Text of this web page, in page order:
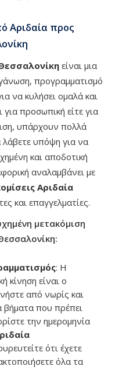
Αριδαία προς
είναι μια
προγραμματισμό
να κυλήσει ομαλά και
για προσωπική είτε για
υπάρχουν πολλά
λάβετε υπόψη για να
και αποδοτική
αναλαμβάνει με
Αριδαία
και επαγγελματίες.
μετακόμιση
: Η
κίνηση είναι ο
από νωρίς και
βήματα που πρέπει
την ημερομηνία
ότι έχετε
όλα τα